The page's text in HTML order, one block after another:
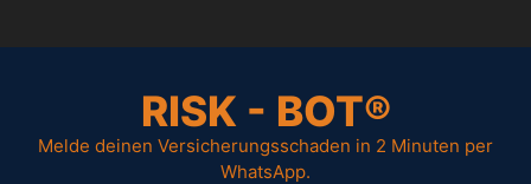
RISK - BOT®
Melde deinen Versicherungsschaden in 2 Minuten per
WhatsApp.